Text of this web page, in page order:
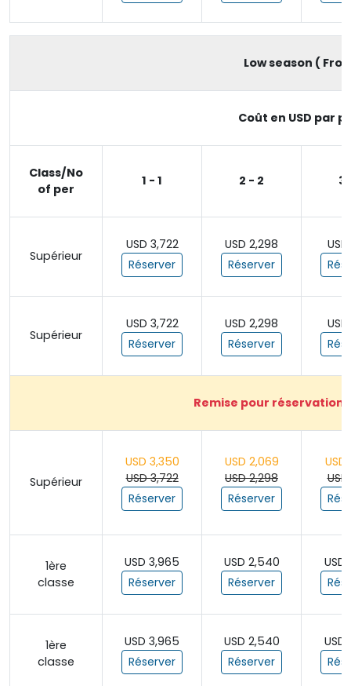
Low season (
Coût en USD par
Class/No
of per
1 - 1 2 - 2 3
Supérieur
USD 3,722
Réserver
USD 2,298
Réserver
USD
Supérieur
USD 3,722
Réserver
USD 2,298
Réserver
USD
Remise pour réservation
Supérieur
USD 3,350
USD 3,722
Réserver
USD 2,069
USD 2,298
Réserver
USD
USD
1ère
classe
USD 3,965
Réserver
USD 2,540
Réserver
USD
1ère
classe
USD 3,965
Réserver
USD 2,540
Réserver
USD